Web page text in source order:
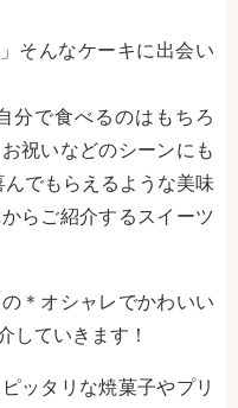
そんなケーキに出会い
分で食べるのはもちろ
祝いなどのシーンにも
でもらえるような美味
らご紹介するスイーツ
＊オシャレでかわいい
していきます！
ッタリな焼菓子やプリ